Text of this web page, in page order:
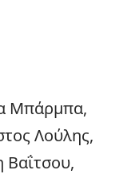
Μπάρμπα,
Λούλης,
Βαΐτσου,